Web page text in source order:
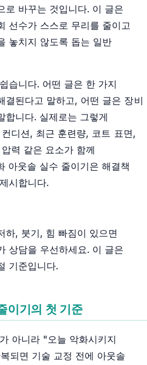
로 바꾸는 것입니다. 이 글은
선수가 스스로 무리를 줄이고
놓치지 않도록 돕는 일반
습니다. 어떤 글은 한 가지
결된다고 말하고, 어떤 글은 장비
합니다. 실제로는 그렇게
디션, 최근 훈련량, 코트 표면,
력 같은 요소가 함께
아웃솔 실수 줄이기은 해결책
시합니다.
하, 붓기, 힘 빠짐이 있으면
상담을 우선하세요. 이 글은
기준입니다.
이기의 첫 기준
아니라 "오늘 악화시키지
되면 기술 교정 전에 아웃솔